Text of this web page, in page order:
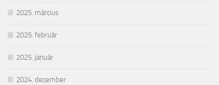
2025. március
2025. február
2025. január
2024. december